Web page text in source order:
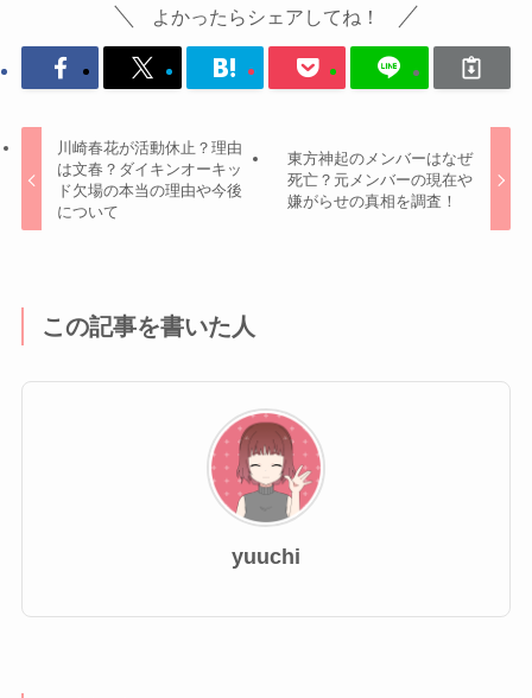
よかったらシェアしてね！
川崎春花が活動休止？理由
は文春？ダイキンオーキッ
ド欠場の本当の理由や今後
について
東方神起のメンバーはなぜ
死亡？元メンバーの現在や
嫌がらせの真相を調査！
この記事を書いた人
yuuchi